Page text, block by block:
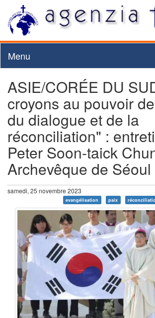
Menu
ASIE/CORÉE DU
croyons au pouvoir
du dialogue et de la
réconciliation" :
Peter Soon-taick
Archevêque de Séoul
samedi, 25 novembre 2023
evangélisation paix